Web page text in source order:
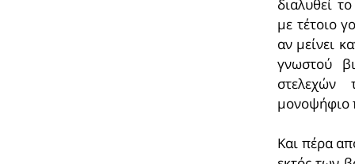
διαλυθεί
με τέτοιο
αν μείνει
γνωστού
στελεχών
μονοψήφιο
Και πέρα